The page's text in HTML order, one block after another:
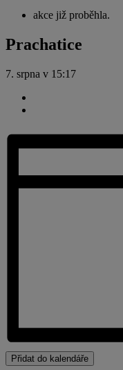
akce již proběhla.
Prachatice
7. srpna v 15:17
Přidat do kalendáře